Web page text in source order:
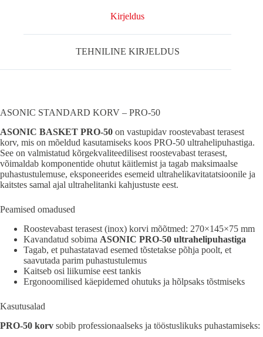
Kirjeldus
TEHNILINE KIRJELDUS
ASONIC STANDARD KORV – PRO-50
ASONIC BASKET PRO-50 on vastupidav roostevabast terasest
korv, mis on mõeldud kasutamiseks koos PRO-50 ultrahelipuhastiga.
See on valmistatud kõrgekvaliteedilisest roostevabast terasest,
võimaldab komponentide ohutut käitlemist ja tagab maksimaalse
puhastustulemuse, eksponeerides esemeid ultrahelikavitatatsioonile ja
kaitstes samal ajal ultrahelitanki kahjustuste eest.
Peamised omadused
Roostevabast terasest (inox) korvi mõõtmed: 270×145×75 mm
Kavandatud sobima ASONIC PRO-50 ultrahelipuhastiga
Tagab, et puhastatavad esemed tõstetakse põhja poolt, et
saavutada parim puhastustulemus
Kaitseb osi liikumise eest tankis
Ergonoomilised käepidemed ohutuks ja hõlpsaks tõstmiseks
Kasutusalad
PRO-50 korv sobib professionaalseks ja tööstuslikuks puhastamiseks: